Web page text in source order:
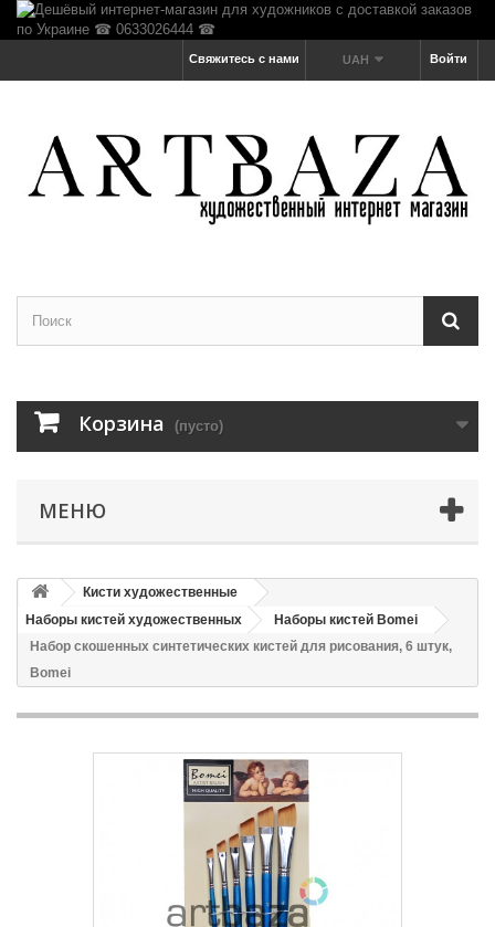
Войти
UAH
Свяжитесь с нами
Корзина (пусто)
МЕНЮ
Кисти художественные
Наборы кистей художественных
Наборы кистей Bomei
Набор скошенных синтетических кистей для рисования, 6 штук,
Bomei